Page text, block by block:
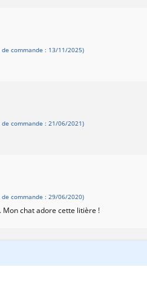
de commande : 13/11/2025)
de commande : 21/06/2021)
de commande : 29/06/2020)
Mon chat adore cette litière !